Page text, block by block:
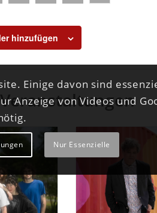
hinzufügen
Einige davon sind
Anzeige von Videos und
Nur Essenzielle